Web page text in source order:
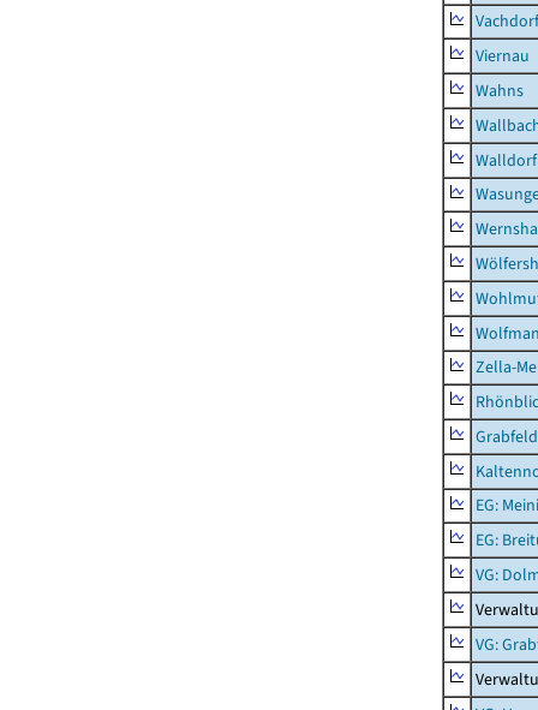
Vachdorf
Viernau
Wahns
Walldorf
Zella-
Grabfeld
EG:
EG:
VG:
VG: